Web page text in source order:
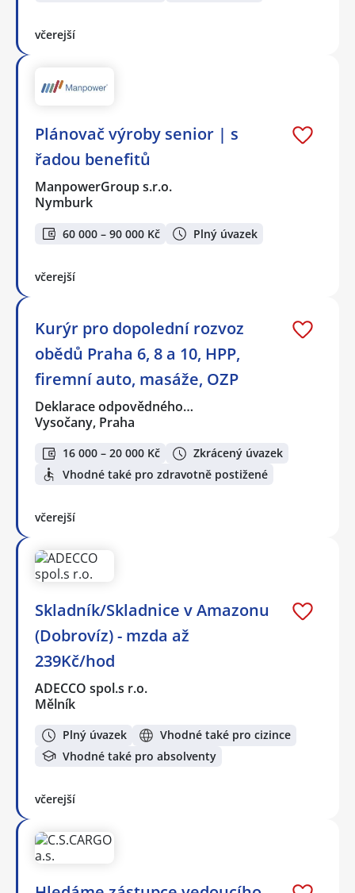
včerejší
Plánovač výroby senior | s
řadou benefitů
ManpowerGroup s.r.o.
Nymburk
60 000 – 90 000 Kč Plný úvazek
včerejší
Kurýr pro dopolední rozvoz
obědů Praha 6, 8 a 10, HPP,
firemní auto, masáže, OZP
Deklarace odpovědného…
Vysočany, Praha
16 000 – 20 000 Kč
Zkrácený úvazek
Vhodné také pro zdravotně postižené
včerejší
Skladník/Skladnice v Amazonu
(Dobrovíz) - mzda až
239Kč/hod
ADECCO spol.s r.o.
Mělník
Plný úvazek
Vhodné také pro cizince
Vhodné také pro absolventy
včerejší